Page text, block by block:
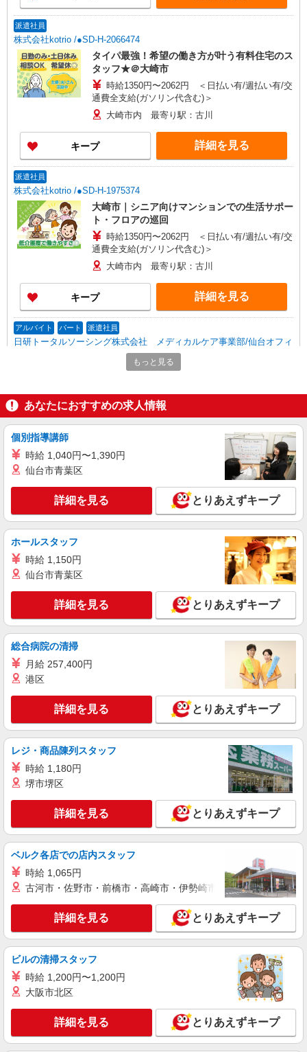
派遣社員
株式会社kotrio /●SD-H-2066474
タイパ最強！希望の働き方が叶う有料住宅のス
タッフ★＠大崎市
時給1350円〜2062円 ＜日払い有/週払い有/交
通費全支給(ガソリン代含む)＞
大崎市内 最寄り駅：古川
キープ 詳細を見る
派遣社員
株式会社kotrio /●SD-H-1975374
大崎市｜シニア向けマンションでの生活サポー
ト・フロアの巡回
時給1350円〜2062円 ＜日払い有/週払い有/交
通費全支給(ガソリン代含む)＞
大崎市内 最寄り駅：古川
キープ 詳細を見る
アルバイト パート 派遣社員
日研トータルソーシング株式会社 メディカルケア事業部/仙台オフィ
看護助手（ナースエイド）
幅は経験・能力による
宮城県大崎市 【最寄駅】JR東北本線「松山
キープ 詳細を見る
日研トータルソーシング株式会社 メディカルケア事業部/仙台オフィ
ス【看護助手】
看護助手（ナースエイド）
時給1,200円 ★週払いOK（規定あり） ※給与
宮城県大崎市 【最寄駅】JR東北本線「田尻」
駅
キープ 詳細を見る
アルバイト パート
日研トータルソーシング株式会社 メディカルケア事業部/仙台オフィ
ス【看護助手】
看護助手（ナースエイド）
時給1,200円 ★週払いOK（規定あり） ※給与
幅は経験・能力による
目」駅
詳細を見る
株式会社kotrio /●SD-H-1533792
古川駅のシニアマンション▼フロアの巡回や安
否確認など
時給1450〜2062円 ＜交通費別途支給（ガソリ
ン代含む）・日払い・週払いOK＞
大崎市内 最寄り駅：古川
キープ 詳細を見る
派遣社員
株式会社kotrio /●SD-H-2066431
向かう先は、笑顔の待つ場所！デイサービスの
サポート＆送迎STAFF
時給1350円〜2062円 ＜日払い有/週払い有/交
通費全支給(ガソリン代含む)＞
もっと見る
あなたにおすすめの求人情報
個別指導講師
時給 1,040円〜1,390円
仙台市青葉区
詳細を見る とりあえずキープ
ホールスタッフ
時給 1,150円
仙台市青葉区
詳細を見る とりあえずキープ
総合病院の清掃
月給 257,400円
港区
詳細を見る とりあえずキープ
レジ・商品陳列スタッフ
時給 1,180円
堺市堺区
詳細を見る とりあえずキープ
ベルク各店での店内スタッフ
時給 1,065円
古河市・佐野市・前橋市・高崎市・伊勢崎市・太田市・館林市
詳細を見る とりあえずキープ
ビルの清掃スタッフ
時給 1,200円〜1,200円
大阪市北区
詳細を見る とりあえずキープ